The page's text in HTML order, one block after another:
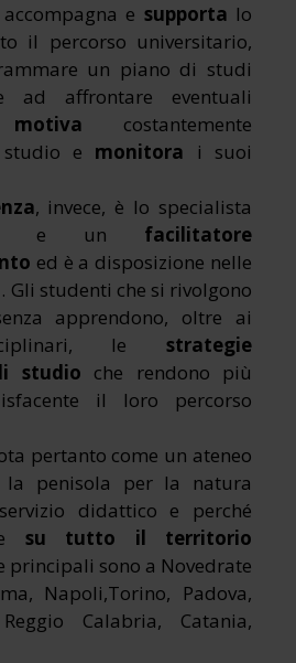
e supporta lo
il percorso universitario,
un piano di studi
ad affrontare eventuali
motiva costantemente
e monitora i suoi
, invece, è lo specialista
e un facilitatore
ed è a disposizione nelle
Gli studenti che si rivolgono
apprendono, oltre ai
le strategie
studio che rendono più
il loro percorso
pertanto come un ateneo
penisola per la natura
didattico e perché
su tutto il territorio
principali sono a Novedrate
Napoli,Torino, Padova,
Calabria, Catania,